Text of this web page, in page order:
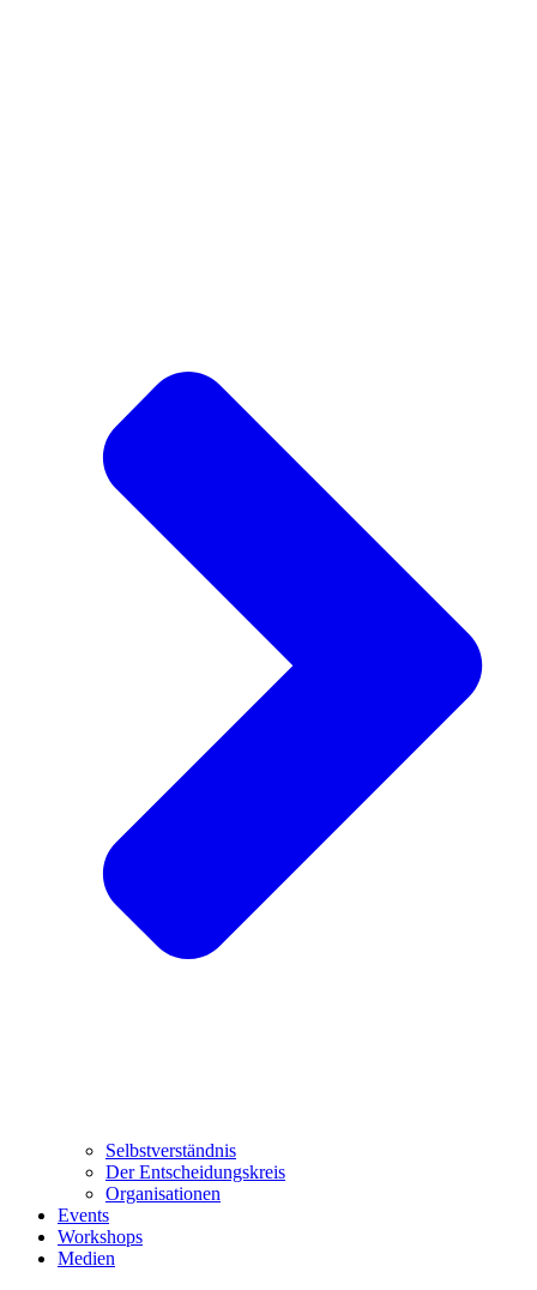
Selbstverständnis
Der Entscheidungskreis
Organisationen
Events
Workshops
Medien